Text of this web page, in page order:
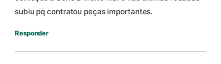
subiu pq contratou peças importantes.
Responder